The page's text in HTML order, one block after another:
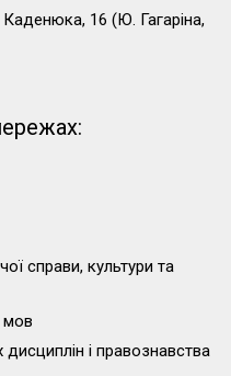
Каденюка, 16 (Ю. Гагаріна,
справи, культури та
мов
дисциплін і правознавства